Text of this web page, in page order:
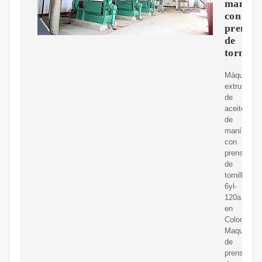
maní
con
prensa
de
tornillo
Máquina
extrusora
de
aceite
de
maní
con
prensa
de
tornillo
6yl-
120a
en
Colombia
Maquinaria
de
prensado